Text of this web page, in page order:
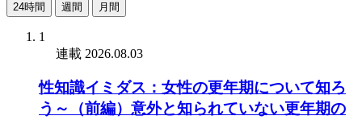
24時間 週間 月間
1
連載 2026.08.03
性知識イミダス：女性の更年期について知ろ
う～（前編）意外と知られていない更年期の